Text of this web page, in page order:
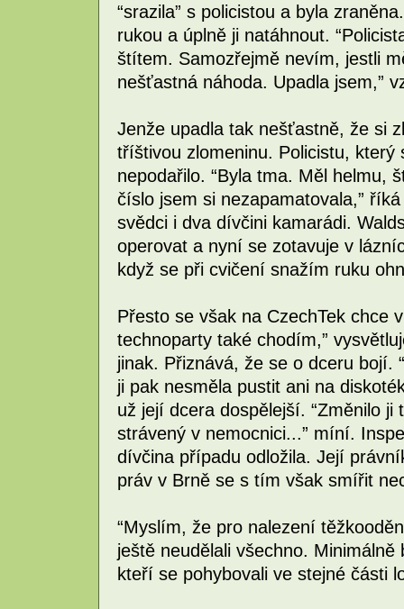
“srazila” s policistou a byla
rukou a úplně ji natáhnout.
štítem. Samozřejmě nevím, jestli
nešťastná náhoda. Upadla jsem,”
Jenže upadla tak nešťastně, že si
tříštivou zlomeninu. Policistu,
nepodařilo. “Byla tma. Měl helmu,
číslo jsem si nezapamatovala,”
svědci i dva dívčini kamarádi.
operovat a nyní se zotavuje v
když se při cvičení snažím ruku
Přesto se však na CzechTek chce
technoparty také chodím,”
jinak. Přiznává, že se o dceru bojí.
ji pak nesměla pustit ani na
už její dcera dospělejší. “Změnilo
strávený v nemocnici...” míní.
dívčina případu odložila. Její
práv v Brně se s tím však smířit
“Myslím, že pro nalezení
ještě neudělali všechno.
kteří se pohybovali ve stejné části